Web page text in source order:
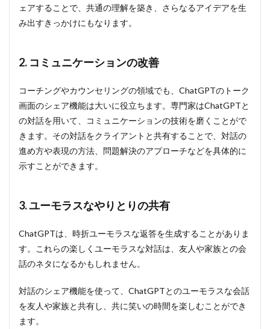
共有
3.4
保存
ChatGPT
のシェア
機能の使
用方法
4.1
1.
ChatGPT
を開く
ェア
を使
う
4.3
3. 実
リン
クを
ェアすることで、共通の理解を築き、さらなるアイデアを生
み出すきっかけにもなります。
2. コミュニケーションの改善
コーチングやカウンセリングの領域でも、ChatGPTのトーク
画面のシェア機能は大いに役立ちます。専門家はChatGPTと
の対話を用いて、コミュニケーションの技術を磨くことがで
きます。その対話をクライアントと共有することで、対話の
進め方や表現の方法、問題解決のアプローチなどを具体的に
示すことができます。
3. ユーモラスなやりとりの共有
ChatGPTは、時折ユーモラスな返答を生成することがありま
す。これらの楽しくユーモラスな対話は、友人や家族との会
話のネタになるかもしれません。
対話のシェア機能を使って、ChatGPTとのユーモラスな会話
を友人や家族と共有し、共に笑いの時間を楽しむことができ
ます。